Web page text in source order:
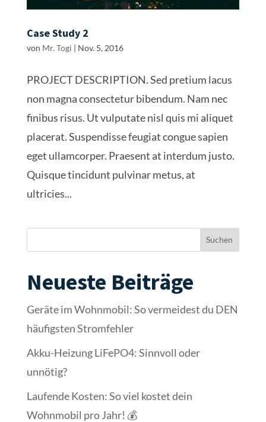
Case Study 2
von Mr. Togi | Nov. 5, 2016
PROJECT DESCRIPTION. Sed pretium lacus
non magna consectetur bibendum. Nam nec
finibus risus. Ut vulputate nisl quis mi aliquet
placerat. Suspendisse feugiat congue sapien
eget ullamcorper. Praesent at interdum justo.
Quisque tincidunt pulvinar metus, at
ultricies...
Suchen
Neueste Beiträge
Geräte im Wohnmobil: So vermeidest du DEN
häufigsten Stromfehler
Akku-Heizung LiFePO4: Sinnvoll oder
unnötig?
Laufende Kosten: So viel kostet dein
Wohnmobil pro Jahr! 💰